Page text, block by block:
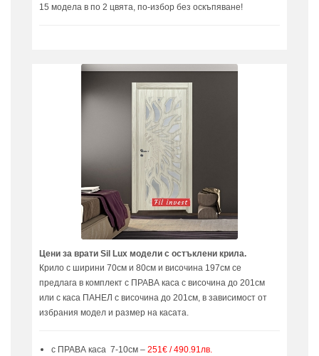
15 модела в по 2 цвята, по-избор без оскъпяване!
Цени за врати Sil Lux модели с остъклени крила.
Крило с ширини 70см и 80см и височина 197см се
предлага в комплект с ПРАВА каса с височина до 201см
или с каса ПАНЕЛ с височина до 201см, в зависимост от
избрания модел и размер на касата.
с ПРАВА каса 7-10см –251€ / 490.91лв.